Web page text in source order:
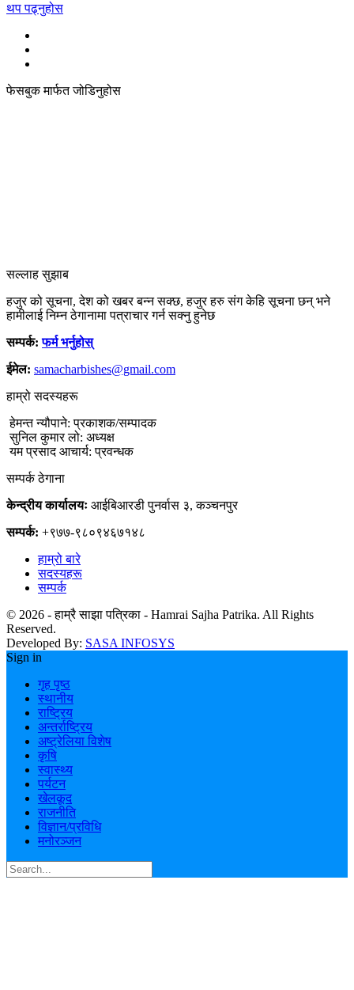
थप पढ्नुहोस
फेसबुक मार्फत जोडिनुहोस
सल्लाह सुझाब
हजुर को सूचना, देश को खबर बन्न सक्छ, हजुर हरु संग केहि सूचना छन् भने
हामीलाई निम्न ठेगानामा पत्राचार गर्न सक्नु हुनेछ
सम्पर्क:फर्म भर्नुहोस्
ईमेल: samacharbishes@gmail.com
हाम्रो सदस्यहरू
हेमन्त न्यौपाने: प्रकाशक/सम्पादक
सुनिल कुमार लो: अध्यक्ष
यम प्रसाद आचार्य: प्रवन्धक
सम्पर्क ठेगाना
केन्द्रीय कार्यालयः आईबिआरडी पुनर्वास ३, कञ्चनपुर
सम्पर्क: +९७७-९८०९४६७१४८
हाम्रो बारे
सदस्यहरू
सम्पर्क
© 2026 - हाम्रै साझा पत्रिका - Hamrai Sajha Patrika. All Rights
Reserved.
Developed By: SASA INFOSYS
Sign in
गृह पृष्ठ
स्थानीय
राष्ट्रिय
अन्तर्राष्ट्रिय
अष्ट्रेलिया विशेष
कृषि
स्वास्थ्य
पर्यटन
खेलकूद
राजनीति
विज्ञान/प्रविधि
मनोरञ्जन